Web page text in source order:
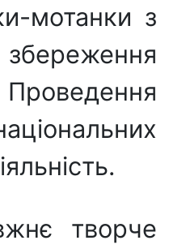
мотанки з
збереження
творче